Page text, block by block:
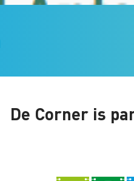
De Corner is